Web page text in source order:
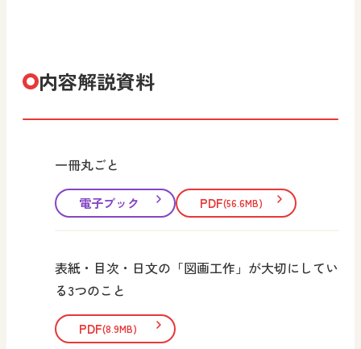
内容解説資料
一冊丸ごと
電子ブック PDF(56.6MB)
表紙・目次・日文の「図画工作」が大切にしてい
る3つのこと
PDF(8.9MB)